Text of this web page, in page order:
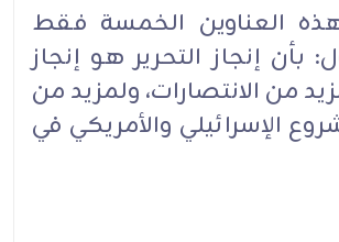
العناوين الخمسة فقط
إنجاز التحرير هو إنجاز
من الانتصارات، ولمزيد من
الإسرائيلي والأمريكي في